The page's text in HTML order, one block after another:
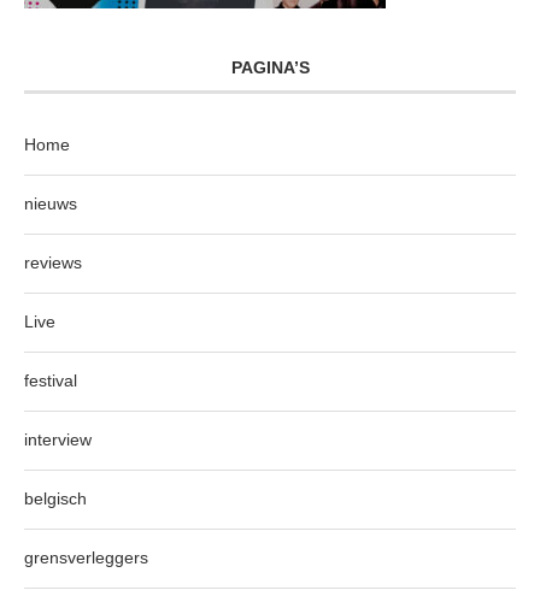
PAGINA’S
Home
nieuws
reviews
Live
festival
interview
belgisch
grensverleggers